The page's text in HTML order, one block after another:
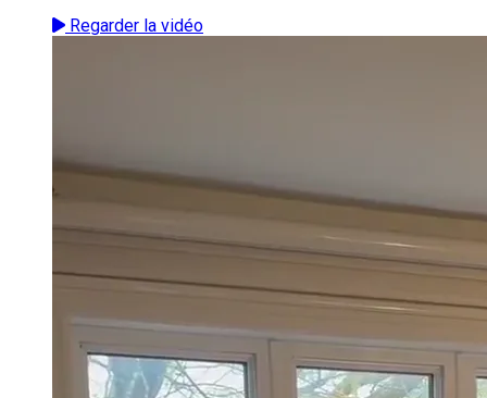
Regarder la vidéo